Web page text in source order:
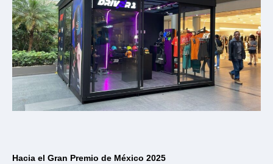
Hacia el Gran Premio de México 2025